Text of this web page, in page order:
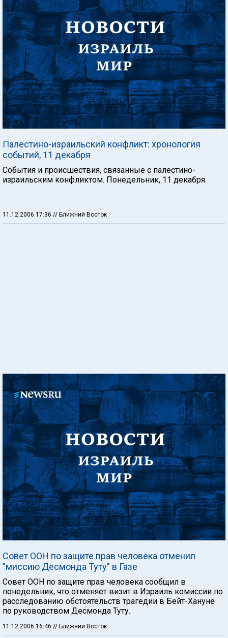
Палестино-израильский конфликт: хронология
событий, 11 декабря
События и происшествия, связанные с палестино-
израильским конфликтом. Понедельник, 11 декабря.
11.12.2006 17:36 // Ближний Восток
Совет ООН по защите прав человека отменил
"миссию Десмонда Туту" в Газе
Совет ООН по защите прав человека сообщил в
понедельник, что отменяет визит в Израиль комиссии по
расследованию обстоятельств трагедии в Бейт-Хануне
по руководством Десмонда Туту.
11.12.2006 16:46 // Ближний Восток